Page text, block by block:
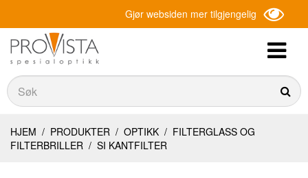
Gjør websiden mer tilgjengelig
Søk
Søk
HJEM / PRODUKTER / OPTIKK / FILTERGLASS OG
FILTERBRILLER / SI KANTFILTER